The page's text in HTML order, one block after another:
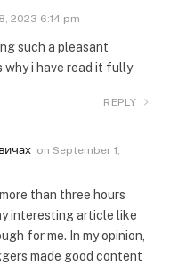
2023 6:14 pm
such a pleasant
why i have read it fully
REPLY
on September 1,
than three hours
interesting article like
for me. In my opinion,
made good content